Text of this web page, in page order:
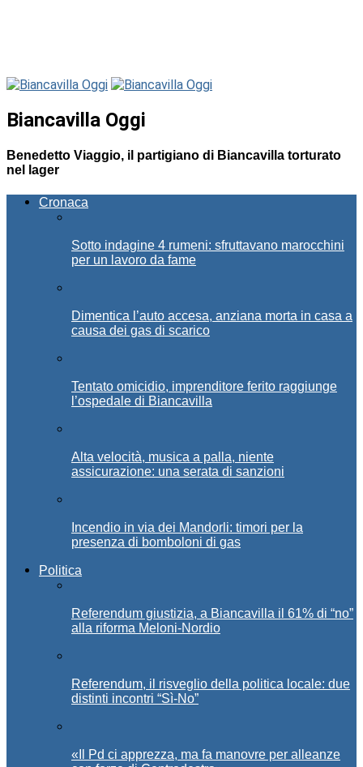
Biancavilla Oggi
Benedetto Viaggio, il partigiano di Biancavilla torturato
nel lager
Cronaca
Sotto indagine 4 rumeni: sfruttavano marocchini
per un lavoro da fame
Dimentica l’auto accesa, anziana morta in casa a
causa dei gas di scarico
Tentato omicidio, imprenditore ferito raggiunge
l’ospedale di Biancavilla
Alta velocità, musica a palla, niente
assicurazione: una serata di sanzioni
Incendio in via dei Mandorli: timori per la
presenza di bomboloni di gas
Politica
Referendum giustizia, a Biancavilla il 61% di “no”
alla riforma Meloni-Nordio
Referendum, il risveglio della politica locale: due
distinti incontri “Sì-No”
«Il Pd ci apprezza, ma fa manovre per alleanze